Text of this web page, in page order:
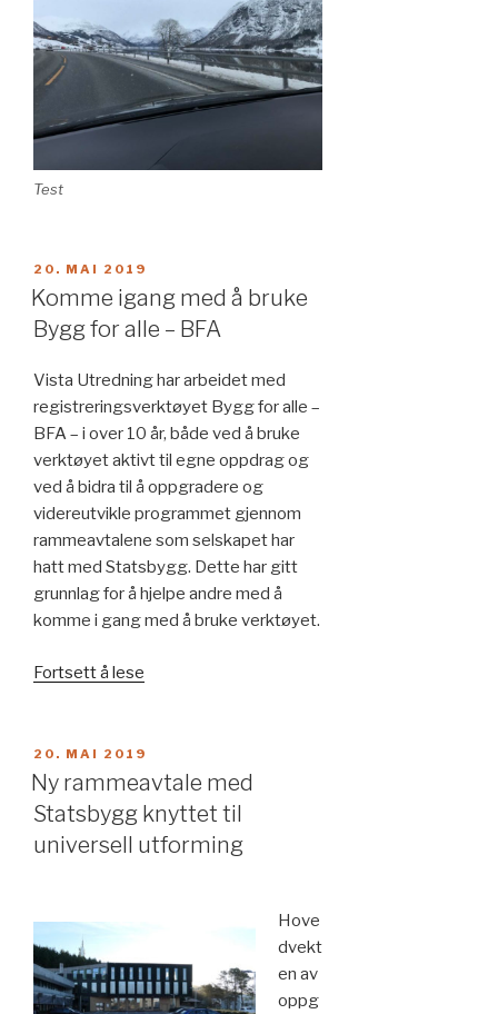
Test
PUBLISERT
20. MAI 2019
Komme igang med å bruke
Bygg for alle – BFA
Vista Utredning har arbeidet med
registreringsverktøyet Bygg for alle –
BFA – i over 10 år, både ved å bruke
verktøyet aktivt til egne oppdrag og
ved å bidra til å oppgradere og
videreutvikle programmet gjennom
rammeavtalene som selskapet har
hatt med Statsbygg. Dette har gitt
grunnlag for å hjelpe andre med å
komme i gang med å bruke verktøyet.
Fortsett å lese
å
bruke
Bygg
alle
PUBLISERT
20. MAI 2019
Ny rammeavtale med
Statsbygg knyttet til
universell utforming
Hove
dvekt
en av
oppg